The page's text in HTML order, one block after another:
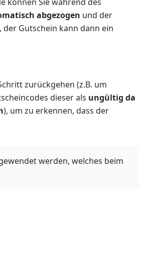
abgezogen und der
Gutschein kann dann ein
zurückgehen (z.B. um
dieser als ungültig da
), um zu erkennen, dass der
werden, welches beim